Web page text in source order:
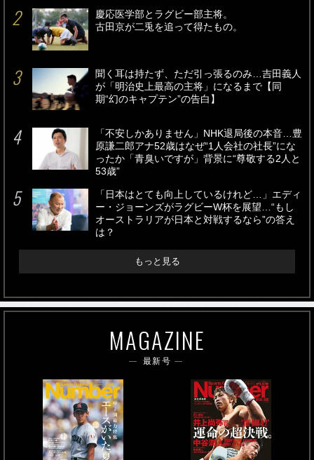
慶応医学部とラグビー部主将。
古田京が二兎を追って得たもの。
聞く耳は持たず、ただ引っ張るのみ…吉田義人
が「明治史上最高の主将」になるまで【同
期“幻のキャプテン”の告白】
「不安しかありません」NHK退局後の本音…豊
原謙二郎アナ52歳はなぜ“1人会社の社長”にな
ったか「青臭いですが」背景に“尊敬する2人と
53歳”
「日本はとても向上しているけれど…」エディ
ー・ジョーンズがラグビーW杯を展望…“もし
オーストラリアが日本と対戦するなら”の答え
は？
もっと見る
MAGAZINE
最新号